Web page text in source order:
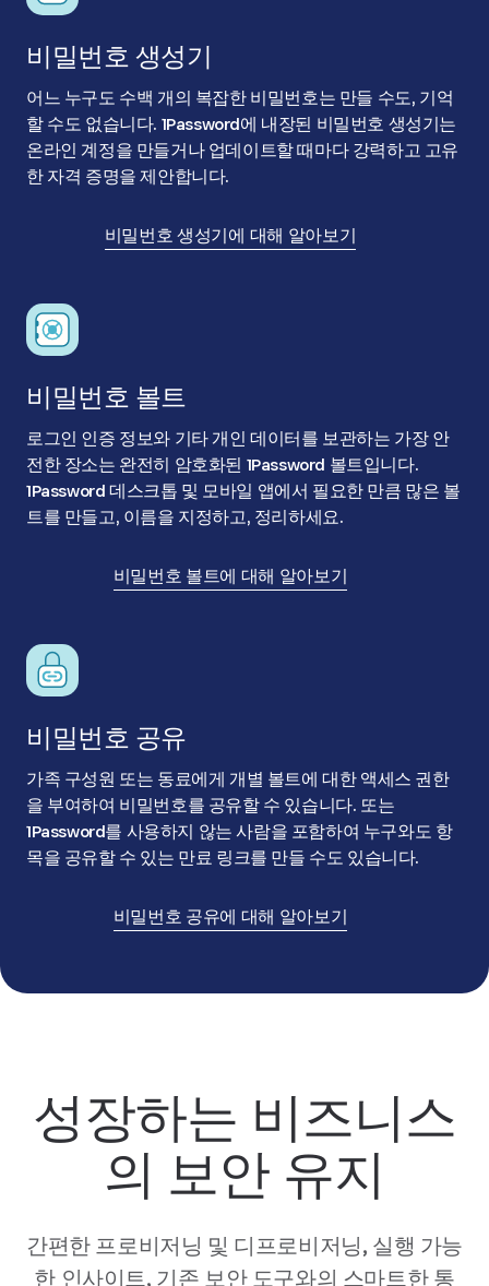
비밀번호 생성기
어느 누구도 수백 개의 복잡한 비밀번호는 만들 수도, 기억
할 수도 없습니다. 1Password에 내장된 비밀번호 생성기는
온라인 계정을 만들거나 업데이트할 때마다 강력하고 고유
한 자격 증명을 제안합니다.
비밀번호 생성기에 대해 알아보기
비밀번호 볼트
로그인 인증 정보와 기타 개인 데이터를 보관하는 가장 안
전한 장소는 완전히 암호화된 1Password 볼트입니다.
1Password 데스크톱 및 모바일 앱에서 필요한 만큼 많은 볼
트를 만들고, 이름을 지정하고, 정리하세요.
비밀번호 볼트에 대해 알아보기
비밀번호 공유
가족 구성원 또는 동료에게 개별 볼트에 대한 액세스 권한
을 부여하여 비밀번호를 공유할 수 있습니다. 또는
1Password를 사용하지 않는 사람을 포함하여 누구와도 항
목을 공유할 수 있는 만료 링크를 만들 수도 있습니다.
비밀번호 공유에 대해 알아보기
성장하는 비즈니스
의 보안 유지
간편한 프로비저닝 및 디프로비저닝, 실행 가능
한 인사이트, 기존 보안 도구와의 스마트한 통